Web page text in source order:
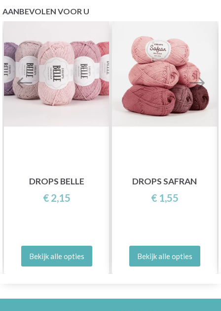
AANBEVOLEN VOOR U
DROPS BELLE
€ 2,15
Bekijk alle opties
DROPS SAFRAN
€ 1,55
Bekijk alle opties